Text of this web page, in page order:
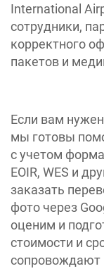
International
сотрудники,
корректного
пакетов и
Если вам
мы готовы
с учетом
EOIR, WES и
заказать
фото через
оценим и
стоимости и
сопровождают